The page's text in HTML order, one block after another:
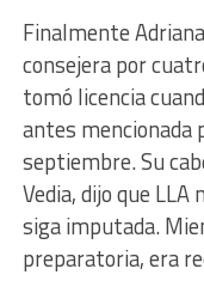
Finalmente
consejera por
tomó licencia
antes mencionada
septiembre. Su
Vedia, dijo que
siga imputada.
preparatoria, era